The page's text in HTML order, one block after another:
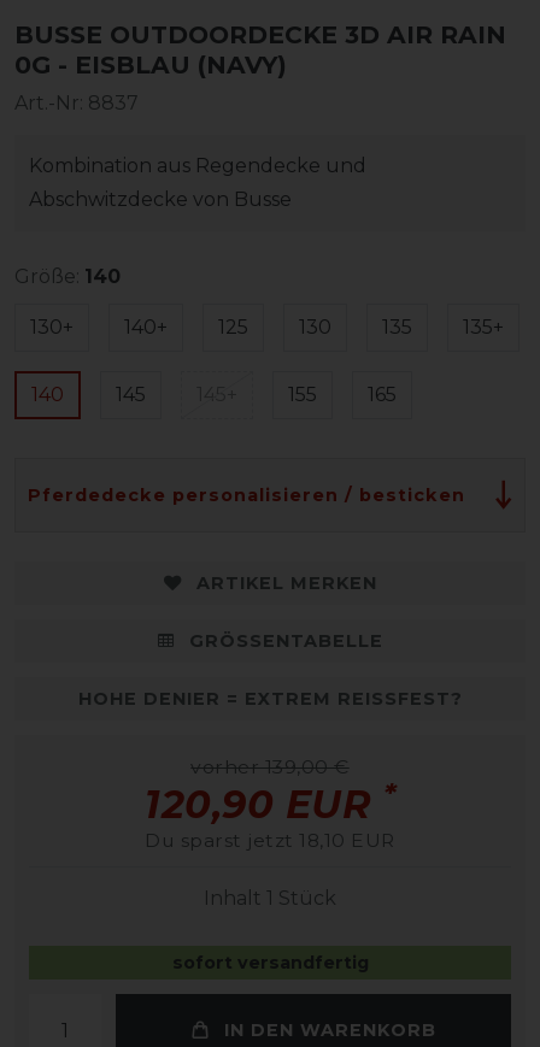
BUSSE OUTDOORDECKE 3D AIR RAIN
0G - EISBLAU (NAVY)
Art.-Nr: 8837
Kombination aus Regendecke und
Abschwitzdecke von Busse
Größe: 140
130+ 140+ 125 130 135 135+
140 145 155 165
Pferdedecke personalisieren / besticken
ARTIKEL MERKEN
GRÖSSENTABELLE
HOHE DENIER = EXTREM REISSFEST?
vorher 139,00 €
120,90 EUR *
Du sparst jetzt 18,10 EUR
Inhalt 1 Stück
sofort versandfertig
IN DEN WARENKORB